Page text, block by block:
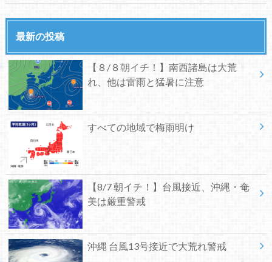
最新の投稿
【８/８朝イチ！】南西諸島は大荒
れ、他は雷雨と猛暑に注意
すべての地域で梅雨明け
【8/7 朝イチ！】台風接近、沖縄・奄
美は厳重警戒
沖縄 台風13号接近で大荒れ警戒